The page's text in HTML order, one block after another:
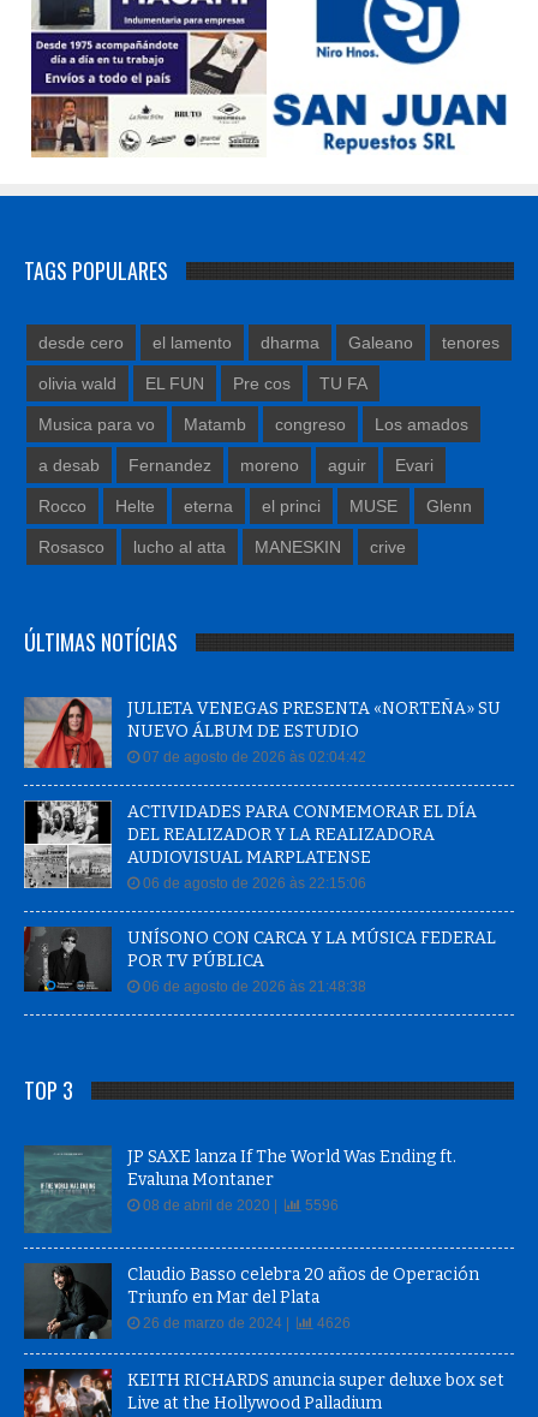
TAGS POPULARES
desde cero el lamento dharma Galeano tenores
olivia wald EL FUN Pre cos TU FA
Musica para vo Matamb congreso Los amados
a desab Fernandez moreno aguir Evari
Rocco Helte eterna el princi MUSE Glenn
Rosasco lucho al atta MANESKIN crive
ÚLTIMAS NOTÍCIAS
JULIETA VENEGAS PRESENTA «NORTEÑA» SU
NUEVO ÁLBUM DE ESTUDIO
07 de agosto de 2026 às 02:04:42
ACTIVIDADES PARA CONMEMORAR EL DÍA
DEL REALIZADOR Y LA REALIZADORA
AUDIOVISUAL MARPLATENSE
06 de agosto de 2026 às 22:15:06
UNÍSONO CON CARCA Y LA MÚSICA FEDERAL
POR TV PÚBLICA
06 de agosto de 2026 às 21:48:38
TOP 3
JP SAXE lanza If The World Was Ending ft.
Evaluna Montaner
08 de abril de 2020 | 5596
Claudio Basso celebra 20 años de Operación
Triunfo en Mar del Plata
26 de marzo de 2024 | 4626
KEITH RICHARDS anuncia super deluxe box set
Live at the Hollywood Palladium